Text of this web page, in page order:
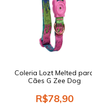
Coleria Lozt Melted
Cães G Zee Dog
R$78,90